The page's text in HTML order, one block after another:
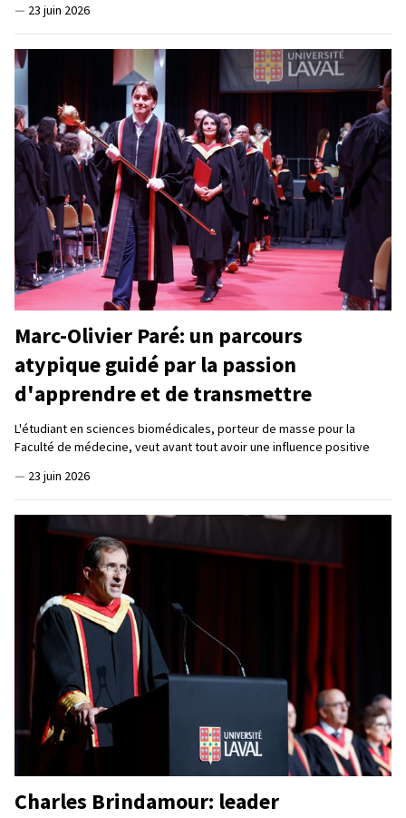
— 23 juin 2026
Marc-Olivier Paré: un parcours
atypique guidé par la passion
d'apprendre et de transmettre
L'étudiant en sciences biomédicales, porteur de masse pour la
Faculté de médecine, veut avant tout avoir une influence positive
— 23 juin 2026
Charles Brindamour: leader